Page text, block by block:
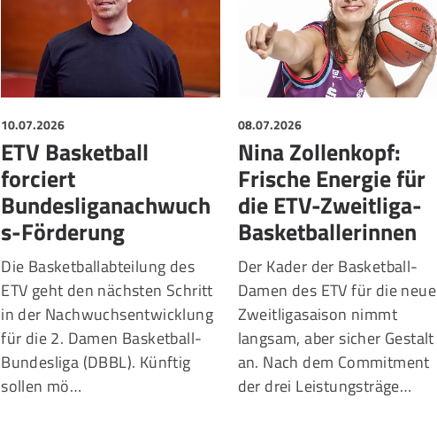
10.07.2026
ETV Basketball
forciert
Bundesliganachwuch
s-Förderung
Die Basketballabteilung des
ETV geht den nächsten Schritt
in der Nachwuchsentwicklung
für die 2. Damen Basketball-
Bundesliga (DBBL). Künftig
sollen mö…
08.07.2026
Nina Zollenkopf:
Frische Energie für
die ETV-Zweitliga-
Basketballerinnen
Der Kader der Basketball-
Damen des ETV für die neue
Zweitligasaison nimmt
langsam, aber sicher Gestalt
an. Nach dem Commitment
der drei Leistungsträge…